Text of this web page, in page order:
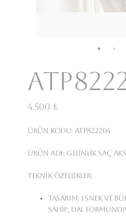
4.500 ₺
Ürün Kodu: Atp822204
Ürün Adı: Gelinlik Saç
Teknik Özellikler:
Tasarım: Esnek ve
sahip, dal